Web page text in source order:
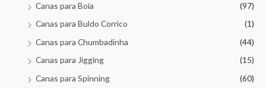
Canas para Boia
(97)
Canas para Buldo Corrico
(1)
Canas para Chumbadinha
(44)
Canas para Jigging
(15)
Canas para Spinning
(60)